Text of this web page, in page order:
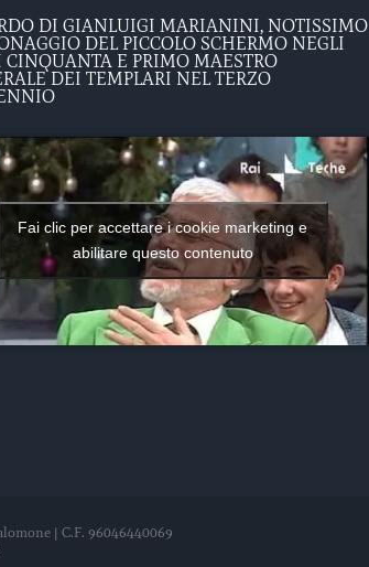
DI GIANLUIGI MARIANINI, NOTISSIMO
DEL PICCOLO SCHERMO NEGLI
E PRIMO MAESTRO
DEI TEMPLARI NEL TERZO
Fai clic per accettare i cookie marketing e
abilitare questo contenuto
| C.F. 96046440069